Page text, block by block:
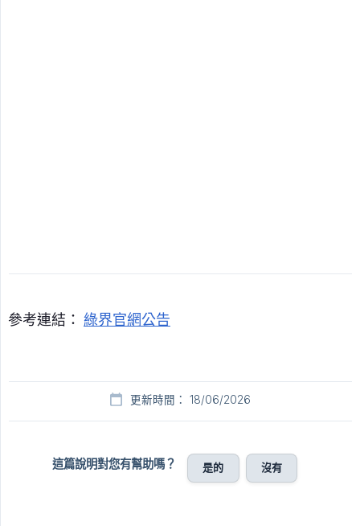
參考連結： 綠界官網公告
更新時間： 18/06/2026
這篇說明對您有幫助嗎？ 是的 沒有